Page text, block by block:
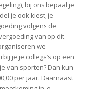
bij ons bepaal je
je ook kiest, je
volgens de
van op dit
we
je je collega’s op een
van sporten? Dan kun
per jaar. Daarnaast